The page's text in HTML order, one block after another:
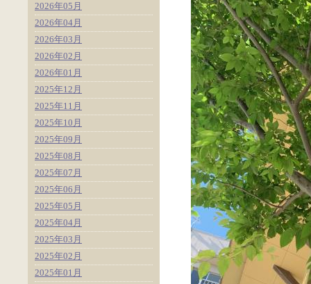
2026年05月
2026年04月
2026年03月
2026年02月
2026年01月
2025年12月
2025年11月
2025年10月
2025年09月
2025年08月
2025年07月
2025年06月
2025年05月
2025年04月
2025年03月
2025年02月
2025年01月